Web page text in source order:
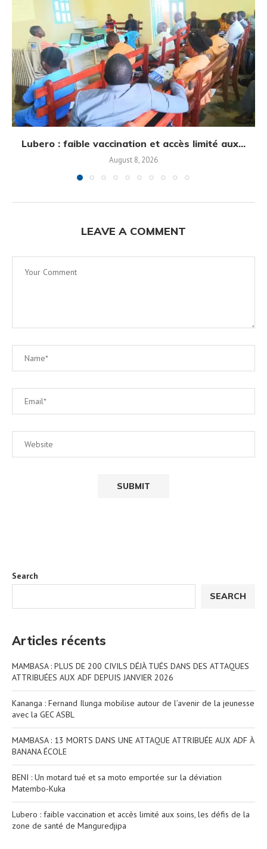
Lubero : faible vaccination et accès limité aux...
August 8, 2026
LEAVE A COMMENT
Search
SEARCH
Articles récents
MAMBASA : PLUS DE 200 CIVILS DÉJÀ TUÉS DANS DES ATTAQUES
ATTRIBUÉES AUX ADF DEPUIS JANVIER 2026
Kananga : Fernand Ilunga mobilise autour de l’avenir de la jeunesse
avec la GEC ASBL
MAMBASA : 13 MORTS DANS UNE ATTAQUE ATTRIBUÉE AUX ADF À
BANANA ÉCOLE
BENI : Un motard tué et sa moto emportée sur la déviation
Matembo-Kuka
Lubero : faible vaccination et accès limité aux soins, les défis de la
zone de santé de Manguredjipa